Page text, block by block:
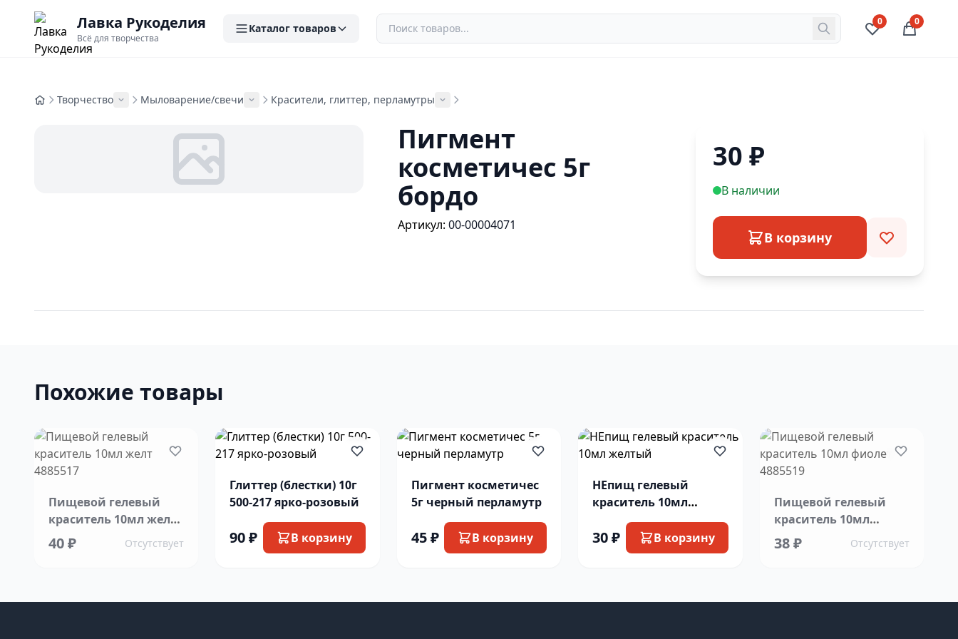
Лавка Рукоделия
Всё для творчества
Каталог товаров
0 0
Творчество Мыловарение/свечи Красители, глиттер, перламутры
Пигмент
косметичес 5г
бордо
Артикул:00-00004071
30 ₽
В наличии
В корзину
Похожие товары
Пищевой гелевый
краситель 10мл желт
4885517
40 ₽ Отсутствует
Глиттер (блестки) 10г
500-217 ярко-розовый
90 ₽ В корзину
Пигмент косметичес
5г черный перламутр
45 ₽ В корзину
НЕпищ гелевый
краситель 10мл
желтый
30 ₽ В корзину
Пищевой гелевый
краситель 10мл
фиолет 4885519
38 ₽ Отсутствует